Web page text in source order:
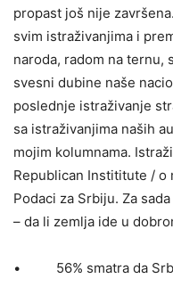
propast još nije
svim istraživanjima i
naroda, radom na ternu,
svesni dubine naše
poslednje istraživanje
sa istraživanjima naših
mojim kolumnama.
Republican Instititute / o
Podaci za Srbiju. Za
– da li zemlja ide u
• 56% smatra da